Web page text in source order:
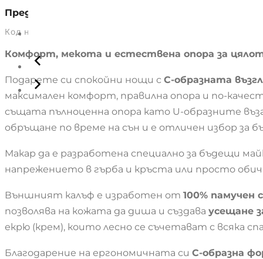
Предимства
Код на продукта:c-form-pregn-saten
Комфорт, мекота и естествена опора за
Подарете си спокойни нощи с C-образната
максимален комфорт, правилна опора и по-
същата пълноценна опора като U-образните
обръщане по време на сън и е отличен избор за
Макар да е разработена специално за бъдещи
напрежението в гърба и кръста или просто
Външният калъф е изработен от 100% памучен
позволява на кожата да диша и създава усещане
екрю (крем), които лесно се съчетават с всяка
Благодарение на ергономичната си C-образна